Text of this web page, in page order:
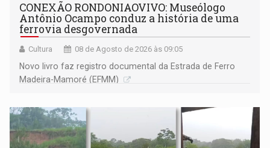
CONEXÃO RONDONIAOVIVO: Museólogo
Antônio Ocampo conduz a história de uma
ferrovia desgovernada
Cultura 08 de Agosto de 2026 às 09:05
Novo livro faz registro documental da Estrada de Ferro
Madeira-Mamoré (EFMM)